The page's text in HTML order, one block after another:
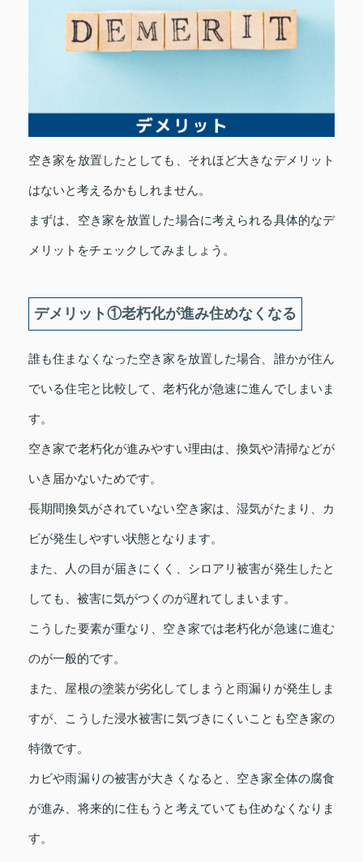
空き家を放置したとしても、それほど大きなデメリット
はないと考えるかもしれません。
まずは、空き家を放置した場合に考えられる具体的なデ
メリットをチェックしてみましょう。
デメリット①老朽化が進み住めなくなる
誰も住まなくなった空き家を放置した場合、誰かが住ん
でいる住宅と比較して、老朽化が急速に進んでしまいま
す。
空き家で老朽化が進みやすい理由は、換気や清掃などが
いき届かないためです。
長期間換気がされていない空き家は、湿気がたまり、カ
ビが発生しやすい状態となります。
また、人の目が届きにくく、シロアリ被害が発生したと
しても、被害に気がつくのが遅れてしまいます。
こうした要素が重なり、空き家では老朽化が急速に進む
のが一般的です。
また、屋根の塗装が劣化してしまうと雨漏りが発生しま
すが、こうした浸水被害に気づきにくいことも空き家の
特徴です。
カビや雨漏りの被害が大きくなると、空き家全体の腐食
が進み、将来的に住もうと考えていても住めなくなりま
す。